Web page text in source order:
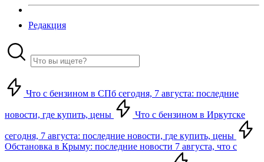
Редакция
Что с бензином в СПб сегодня, 7 августа: последние
новости, где купить, цены Что с бензином в Иркутске
сегодня, 7 августа: последние новости, где купить, цены
Обстановка в Крыму: последние новости 7 августа, что с